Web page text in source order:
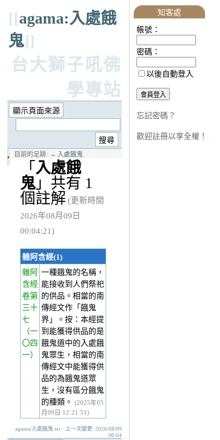
[[agama:入處餓
鬼]]
台大獅子吼佛
學專站
目前的足跡: → 入處餓鬼
「 入處餓
鬼」共有 1
個註解 (更新時間
2026年08月09日
00:04:21)
雜阿含經(1)
雜阿
含經
卷第
三十
七
（一
〇四
一）
一種餓鬼的名稱，
能接收到人們祭祀
的供品。相當的南
傳經文作「餓鬼
界」。按：本經提
到能獲得供品的是
餓鬼道中的入處餓
鬼眾生，相當的南
傳經文中能獲得供
品的為餓鬼道眾
生，沒有區分餓鬼
的種類。
(2025年05
月09日 12:21:51)
agama/入處餓鬼.txt · 上一次變更: 2026/08/09
00:04
知客處
帳號：
密碼：
以後自動登入
忘記密碼？
歡迎註冊以享全權！